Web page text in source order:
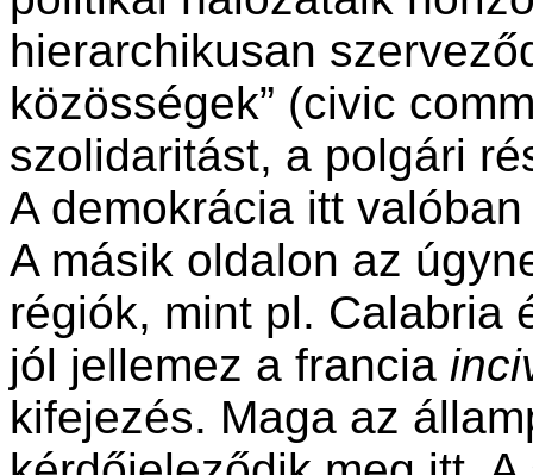
hierarchikusan
közösségek” (civic
szolidaritást, a polgári
A demokrácia itt
A másik oldalon az
régiók, mint pl. Calabria
jól jellemez a francia
kifejezés. Maga az